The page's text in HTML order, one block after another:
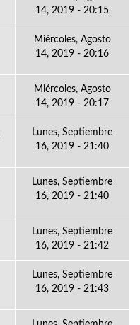
14, 2019 - 20:15
Miércoles, Agosto
14, 2019 - 20:16
Miércoles, Agosto
14, 2019 - 20:17
Lunes, Septiembre
16, 2019 - 21:40
Lunes, Septiembre
16, 2019 - 21:40
Lunes, Septiembre
16, 2019 - 21:42
Lunes, Septiembre
16, 2019 - 21:43